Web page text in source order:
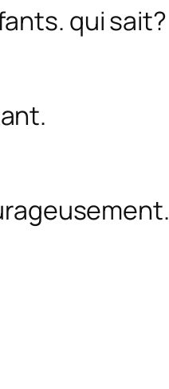
qui sait?